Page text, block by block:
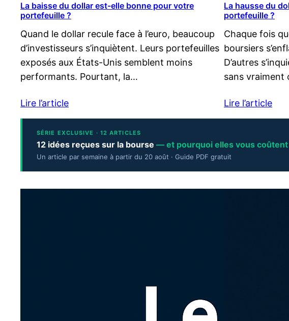
La baisse du dollar est-elle bonne pour votre
portefeuille ?
Quand le dollar recule face à l’euro, beaucoup
d’investisseurs s’inquiètent. Leurs portefeuilles
exposés aux États-Unis semblent moins
performants. Pourtant, la…
Lire l’article
La hausse du
portefeuille ?
Chaque fois
boursiers
D’autres
sans
Lire l’article
SÉRIE EXCLUSIVE · 12 ARTICLES
12 idées reçues sur la bourse — et pourquoi elles vous
Un article par semaine à partir du 20 août · Guide PDF gratuit